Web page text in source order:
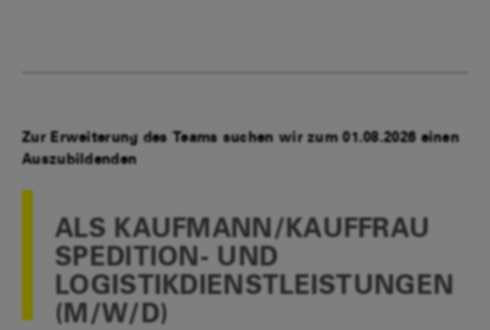
Zur Erweiterung des Teams suchen wir zum 01.08.2026 einen
Auszubildenden
ALS KAUFMANN/KAUFFRAU
SPEDITION- UND
LOGISTIKDIENSTLEISTUNGEN
(M/W/D)